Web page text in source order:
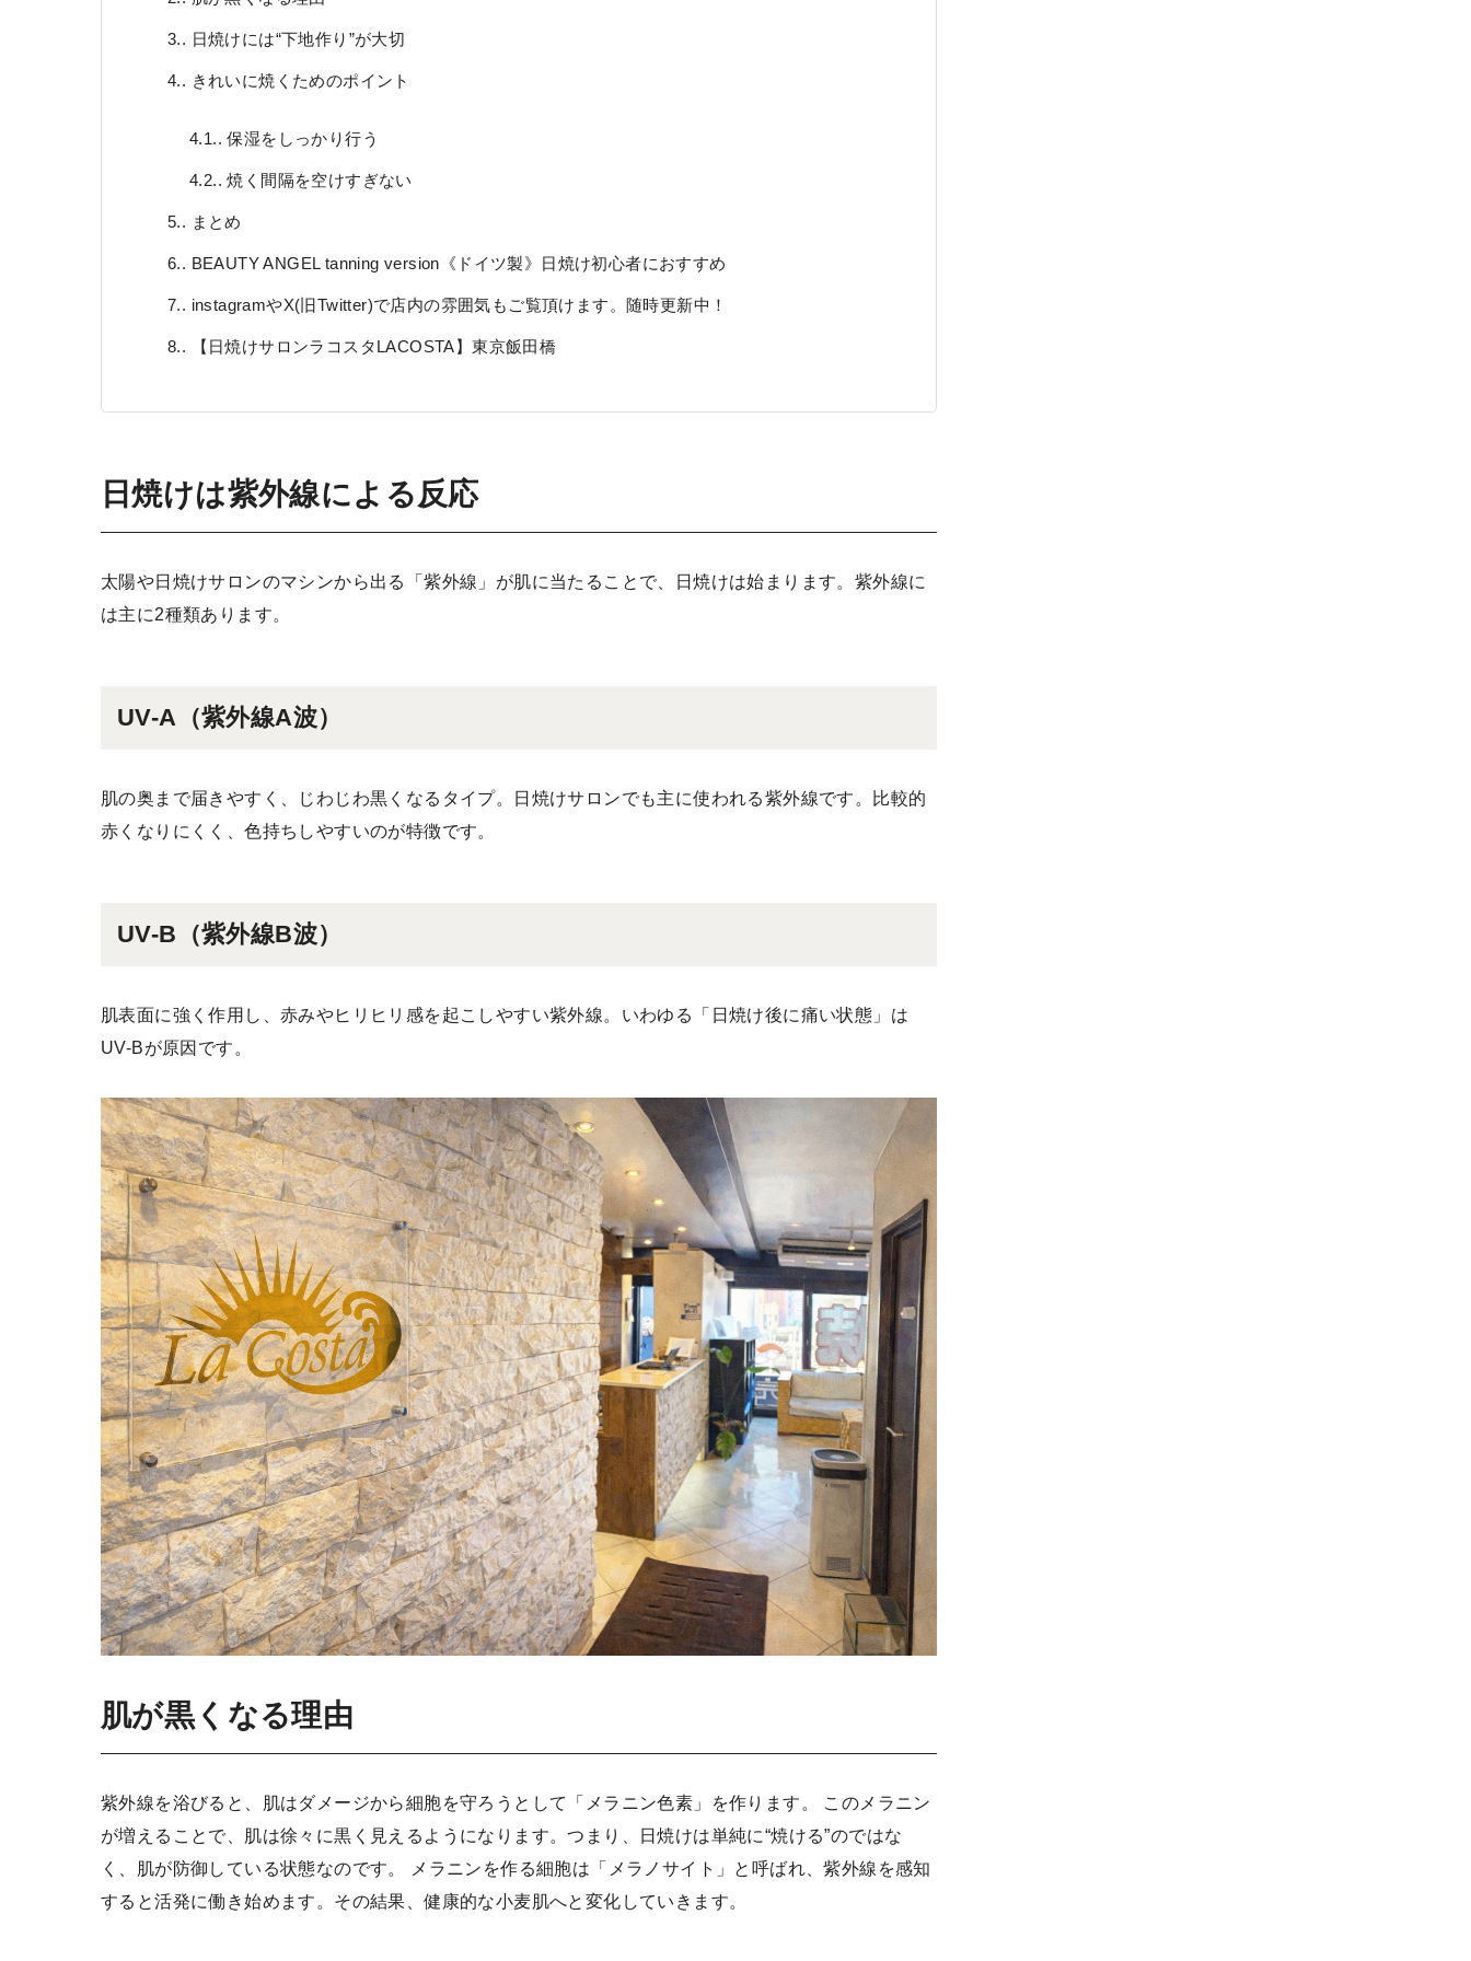
3. 日焼けには“下地作り”が大切
4. きれいに焼くためのポイント
4.1. 保湿をしっかり行う
4.2. 焼く間隔を空けすぎない
5. まとめ
6. BEAUTY ANGEL tanning version《ドイツ製》日焼け初心者におすすめ
7. instagramやX(旧Twitter)で店内の雰囲気もご覧頂けます。随時更新中！
8. 【日焼けサロンラコスタLACOSTA】東京飯田橋
日焼けは紫外線による反応
太陽や日焼けサロンのマシンから出る「紫外線」が肌に当たることで、日焼けは始まります。紫外線に
は主に2種類あります。
UV-A（紫外線A波）
肌の奥まで届きやすく、じわじわ黒くなるタイプ。日焼けサロンでも主に使われる紫外線です。比較的
赤くなりにくく、色持ちしやすいのが特徴です。
UV-B（紫外線B波）
肌表面に強く作用し、赤みやヒリヒリ感を起こしやすい紫外線。いわゆる「日焼け後に痛い状態」は
UV-Bが原因です。
肌が黒くなる理由
紫外線を浴びると、肌はダメージから細胞を守ろうとして「メラニン色素」を作ります。 このメラニン
が増えることで、肌は徐々に黒く見えるようになります。つまり、日焼けは単純に“焼ける”のではな
く、肌が防御している状態なのです。 メラニンを作る細胞は「メラノサイト」と呼ばれ、紫外線を感知
すると活発に働き始めます。その結果、健康的な小麦肌へと変化していきます。